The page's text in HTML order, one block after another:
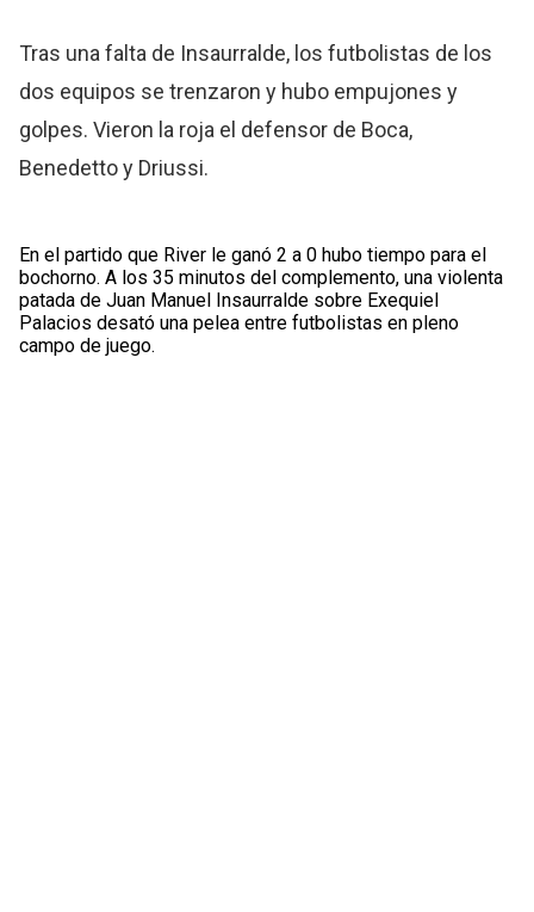
Tras una falta de Insaurralde, los futbolistas de los
dos equipos se trenzaron y hubo empujones y
golpes. Vieron la roja el defensor de Boca,
Benedetto y Driussi.
En el partido que River le ganó 2 a 0 hubo tiempo para el
bochorno. A los 35 minutos del complemento, una violenta
patada de Juan Manuel Insaurralde sobre Exequiel
Palacios desató una pelea entre futbolistas en pleno
campo de juego.